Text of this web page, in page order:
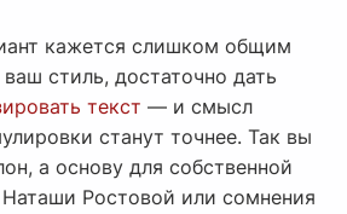
кажется слишком общим
стиль, достаточно дать
текст — и смысл
станут точнее. Так вы
а основу для собственной
Наташи Ростовой или сомнения